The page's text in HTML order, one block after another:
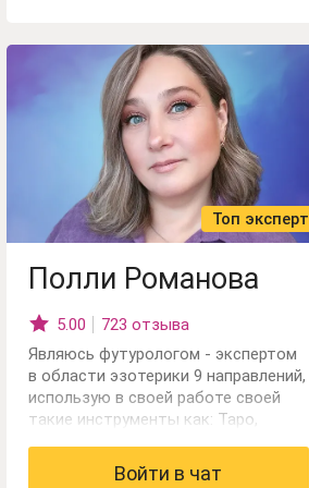
Топ эксперт
Полли Романова
5.00
723 отзыва
Являюсь футурологом - экспертом
в области эзотерики 9 направлений,
использую в своей работе своей
такие инструменты как: Таро,
основе расчёта 22 энергий,
Войти в чат